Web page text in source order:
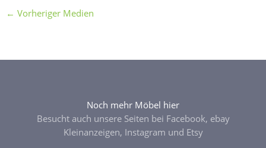
← Vorheriger Medien
Noch mehr Möbel hier
Besucht auch unsere Seiten bei Facebook, ebay
Kleinanzeigen, Instagram und Etsy